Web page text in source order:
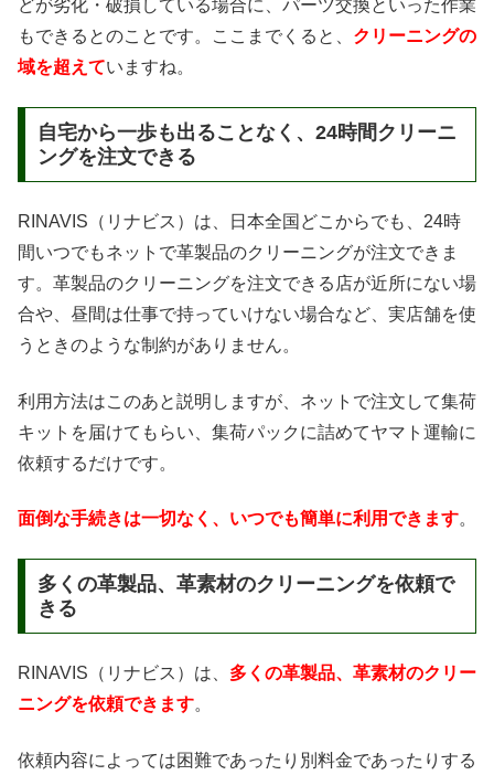
どが劣化・破損している場合に、パーツ交換といった作業
もできるとのことです。ここまでくると、 クリーニングの
域を超えていますね。
自宅から一歩も出ることなく、24時間クリーニ
ングを注文できる
RINAVIS（リナビス）は、日本全国どこからでも、24時
間いつでもネットで革製品のクリーニングが注文できま
す。革製品のクリーニングを注文できる店が近所にない場
合や、昼間は仕事で持っていけない場合など、実店舗を使
うときのような制約がありません。
利用方法はこのあと説明しますが、ネットで注文して集荷
キットを届けてもらい、集荷パックに詰めてヤマト運輸に
依頼するだけです。
面倒な手続きは一切なく、いつでも簡単に利用できます。
多くの革製品、革素材のクリーニングを依頼で
きる
RINAVIS（リナビス）は、 多くの革製品、革素材のクリー
ニングを依頼できます。
依頼内容によっては困難であったり別料金であったりする